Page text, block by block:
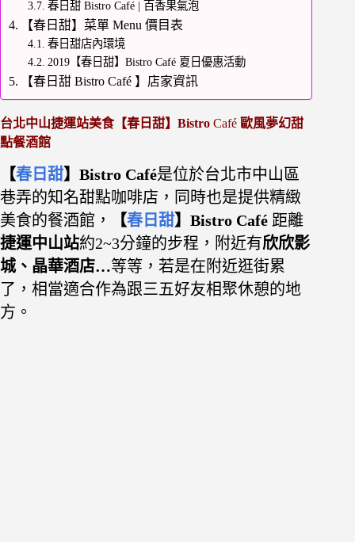
春日甜 Bistro Café | 百香果氣泡
【春日甜】菜單 Menu 價目表
春日甜店內環境
2019【春日甜】Bistro Café 夏日優惠活動
【春日甜 Bistro Café 】店家資訊
台北中山捷運站美食【春日甜】Bistro Café 歐風夢幻甜
點餐酒館
【春日甜】Bistro Café是位於台北市中山區
巷弄的知名甜點咖啡店，同時也是提供精緻
美食的餐酒館，
【春日甜】Bistro Café 距離
捷運中山站約2~3分鐘的步程，附近有欣欣影
城、晶華酒店…等等，若是在附近逛街累
了，相當適合作為跟三五好友相聚休憩的地
方。